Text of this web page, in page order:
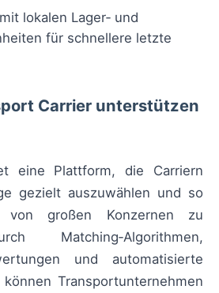
lokalen Lager‑ und
für schnellere letzte
Carrier unterstützen
eine Plattform, die Carriern
gezielt auszuwählen und so
von großen Konzernen zu
Matching‑Algorithmen,
und automatisierte
Transportunternehmen